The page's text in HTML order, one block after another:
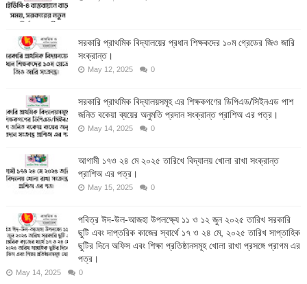
সরকারি প্রাথমিক বিদ্যালয়ের প্রধান শিক্ষকদের ১০ম গ্রেডের জিও জারি
সংক্রান্ত।
May 12, 2025 0
সরকারি প্রাথমিক বিদ্যালয়সমূহ এর শিক্ষকগণের ডিপিএড/সিইনএড পাশ
জনিত বকেয়া ব্যয়ের অনুমতি প্রদান সংক্রান্ত প্রাশিঅ এর পত্র।
May 14, 2025 0
আগামী ১৭ও ২৪ মে ২০২৫ তারিখে বিদ্যালয় খোলা রাখা সংক্রান্ত
প্রাশিঅ এর পত্র।
May 15, 2025 0
পবিত্র ঈদ-উল-আজহা উপলক্ষ্যে ১১ ও ১২ জুন ২০২৫ তারিখ সরকারি
ছুটি এবং দাপ্তরিক কাজের স্বার্থে ১৭ ও ২৪ মে, ২০২৫ তারিখ সাপ্তাহিক
ছুটির দিনে অফিস এবং শিক্ষা প্রতিষ্ঠানসমূহ খোলা রাখা প্রসঙ্গে প্রাগম এর
পত্র।
May 14, 2025 0